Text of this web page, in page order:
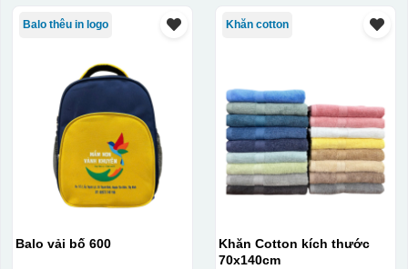
Balo thêu in logo
Balo vải bố 600
Khăn cotton
Khăn Cotton kích thước
70x140cm